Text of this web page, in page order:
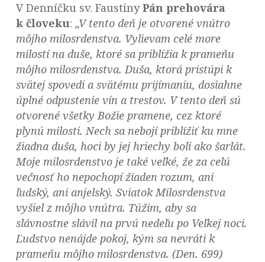
V Denníčku sv. FaustínyPán prehovára
k človeku: „V tento deň je otvorené vnútro
môjho milosrdenstva. Vylievam celé more
milostí na duše, ktoré sa priblížia k prameňu
môjho milosrdenstva. Duša, ktorá pristúpi k
svätej spovedi a svätému prijímaniu, dosiahne
úplné odpustenie vín a trestov. V tento deň sú
otvorené všetky Božie pramene, cez ktoré
plynú milosti. Nech sa nebojí priblížiť ku mne
žiadna duša, hoci by jej hriechy boli ako šarlát.
Moje milosrdenstvo je také veľké, že za celú
večnosť ho nepochopí žiaden rozum, ani
ľudský, ani anjelský. Sviatok Milosrdenstva
vyšiel z môjho vnútra. Túžim, aby sa
slávnostne slávil na prvú nedeľu po Veľkej noci.
Ľudstvo nenájde pokoj, kým sa nevráti k
prameňu môjho milosrdenstva. (Den. 699)